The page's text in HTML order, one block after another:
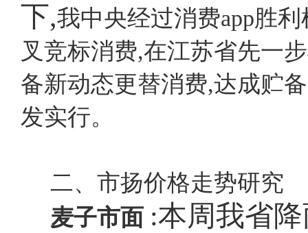
下,我中央经过消费app胜
叉竞标消费,在江苏省先一
备新动态更替消费,达成贮
发实行。
二、市扬价格走势研究
麦子市面 :本周我省